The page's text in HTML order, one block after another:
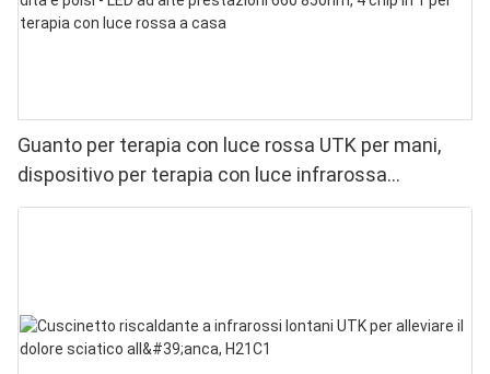
Guanto per terapia con luce rossa UTK per mani,
dispositivo per terapia con luce infrarossa
bifacciale per alleviare il dolore a dita e polsi - LED